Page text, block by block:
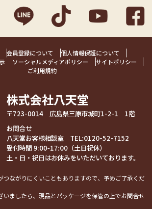
会員登録について
個人情報保護について
ソーシャルメディアポリシー
サイトポリシー
ご利用規約
株式会社八天堂
〒723-0014 広島県三原市城町1-2-1 1階
お問合せ
八天堂お客様相談室 TEL:0120-52-7152
受付時間 9:00-17:00（土日祝休）
土・日・祝日はお休みをいただいております。
つながりにくいこともありますので、予めご了承くだ
いましたら、現品とパッケージを保管の上でお問合せ